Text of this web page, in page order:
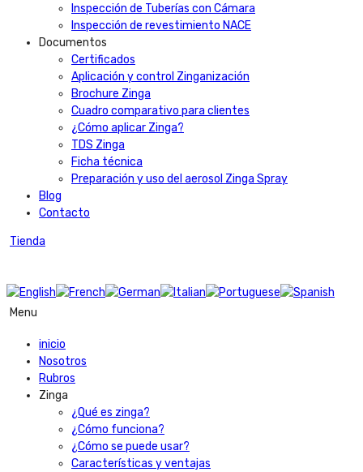
Inspección de Tuberías con Cámara
Inspección de revestimiento NACE
Documentos
Certificados
Aplicación y control Zinganización
Brochure Zinga
Cuadro comparativo para clientes
¿Cómo aplicar Zinga?
TDS Zinga
Ficha técnica
Preparación y uso del aerosol Zinga Spray
Blog
Contacto
Tienda
Menu
inicio
Nosotros
Rubros
Zinga
¿Qué es zinga?
¿Cómo funciona?
¿Cómo se puede usar?
Características y ventajas